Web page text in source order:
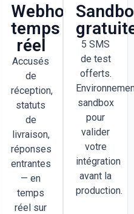
Webhooks
temps
réel
Accusés
de
réception,
statuts
de
livraison,
réponses
entrantes
— en
temps
réel sur
5 SMS
de test
offerts.
sandbox
pour
valider
votre
intégration
avant la
production.